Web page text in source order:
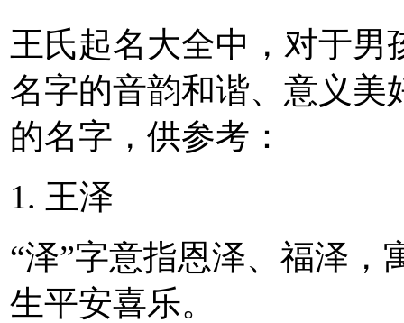
王氏起名大全中，对于男
名字的音韵和谐、意义
的名字，供参考：
1. 王泽
“泽”字意指恩泽、福泽
生平安喜乐。